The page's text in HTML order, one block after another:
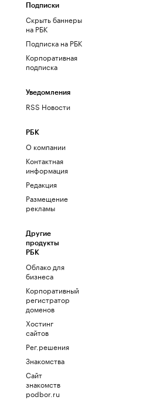
Подписки
Скрыть баннеры
на РБК
Подписка на РБК
Корпоративная
подписка
Уведомления
RSS Новости
РБК
О компании
Контактная
информация
Редакция
Размещение
рекламы
Другие
продукты
РБК
Облако для
бизнеса
Корпоративный
регистратор
доменов
Хостинг
сайтов
Рег.решения
Знакомства
Сайт
знакомств
podbor.ru